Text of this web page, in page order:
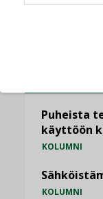
Puheista
käyttöön
KOLUMNI
KOLUMNI